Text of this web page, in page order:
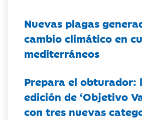
Nuevas plagas
cambio climático en
mediterráneos
Prepara el obturador:
edición de ‘Objetivo
con tres nuevas